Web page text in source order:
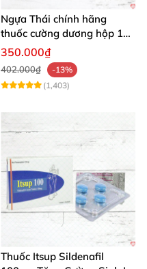
Ngựa Thái chính hãng
thuốc cường dương hộp 10
viên kéo dài thời gian mạnh
350.000₫
402.000₫
-13%
(1,403)
Thuốc Itsup Sildenafil